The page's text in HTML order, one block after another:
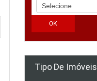
Tipo De Imóveis